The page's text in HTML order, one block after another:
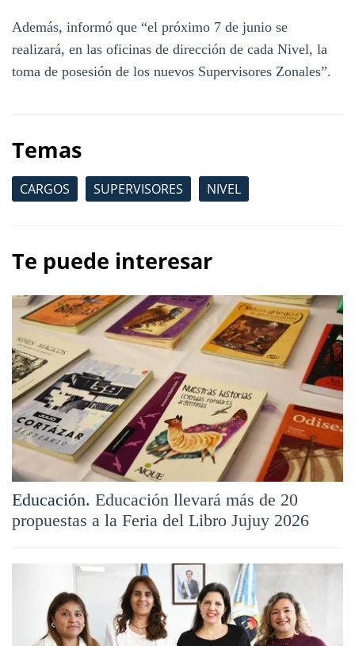
Además, informó que “el próximo 7 de junio se
realizará, en las oficinas de dirección de cada Nivel, la
toma de posesión de los nuevos Supervisores Zonales”.
Temas
CARGOS SUPERVISORES NIVEL
Te puede interesar
Educación. Educación llevará más de 20
propuestas a la Feria del Libro Jujuy 2026